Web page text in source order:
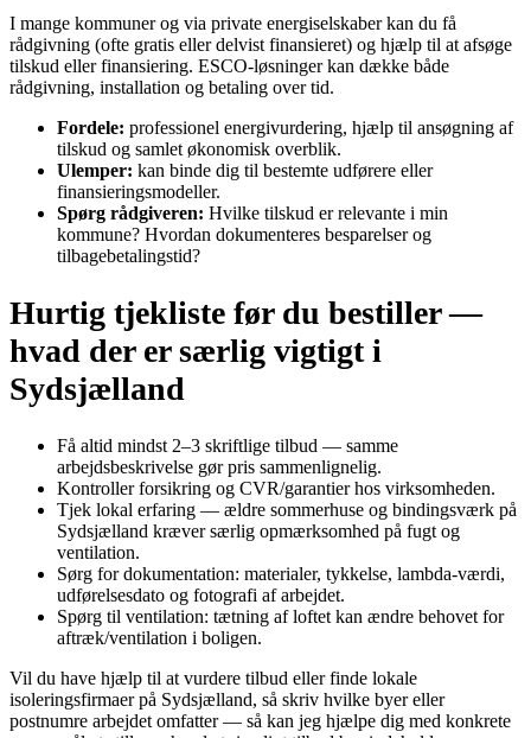
I mange kommuner og via private energiselskaber kan du få
rådgivning (ofte gratis eller delvist finansieret) og hjælp til at afsøge
tilskud eller finansiering. ESCO‑løsninger kan dække både
rådgivning, installation og betaling over tid.
Fordele: professionel energivurdering, hjælp til ansøgning af
tilskud og samlet økonomisk overblik.
Ulemper: kan binde dig til bestemte udførere eller
finansieringsmodeller.
Spørg rådgiveren: Hvilke tilskud er relevante i min
kommune? Hvordan dokumenteres besparelser og
tilbagebetalingstid?
Hurtig tjekliste før du bestiller —
hvad der er særlig vigtigt i
Sydsjælland
Få altid mindst 2–3 skriftlige tilbud — samme
arbejdsbeskrivelse gør pris sammenlignelig.
Kontroller forsikring og CVR/garantier hos virksomheden.
Tjek lokal erfaring — ældre sommerhuse og bindingsværk på
Sydsjælland kræver særlig opmærksomhed på fugt og
ventilation.
Sørg for dokumentation: materialer, tykkelse, lambda‑værdi,
udførelsesdato og fotografi af arbejdet.
Spørg til ventilation: tætning af loftet kan ændre behovet for
aftræk/ventilation i boligen.
Vil du have hjælp til at vurdere tilbud eller finde lokale
isoleringsfirmaer på Sydsjælland, så skriv hvilke byer eller
postnumre arbejdet omfatter — så kan jeg hjælpe dig med konkrete